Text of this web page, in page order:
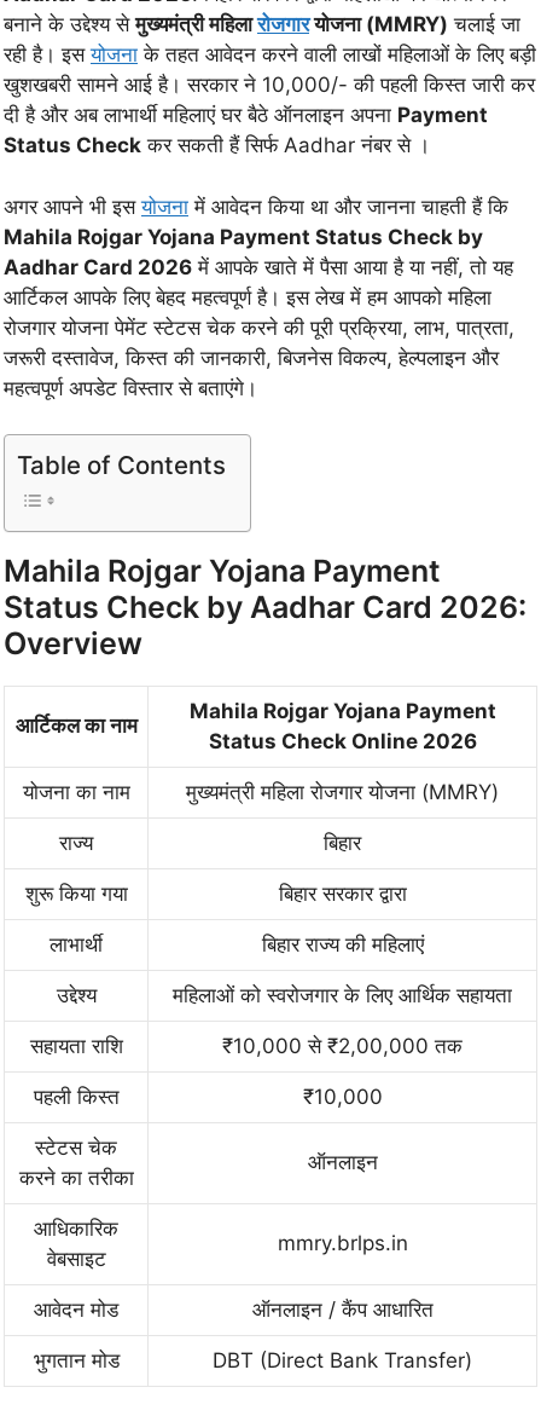
बनाने के उद्देश्य सेमुख्यमंत्री महिलारोजगारयोजना (MMRY) चलाई जा
रही है। इसयोजना के तहत आवेदन करने वाली लाखों महिलाओं के लिए बड़ी
खुशखबरी सामने आई है। सरकार ने 10,000/- की पहली किस्त जारी कर
दी है और अब लाभार्थी महिलाएं घर बैठे ऑनलाइन अपना Payment
Status Check कर सकती हैं सिर्फ Aadhar नंबर से ।
अगर आपने भी इसयोजना में आवेदन किया था और जानना चाहती हैं कि
Mahila Rojgar Yojana Payment Status Check by
Aadhar Card 2026 में आपके खाते में पैसा आया है या नहीं, तो यह
आर्टिकल आपके लिए बेहद महत्वपूर्ण है। इस लेख में हम आपको महिला
रोजगार योजना पेमेंट स्टेटस चेक करने की पूरी प्रक्रिया, लाभ, पात्रता,
जरूरी दस्तावेज, किस्त की जानकारी, बिजनेस विकल्प, हेल्पलाइन और
महत्वपूर्ण अपडेट विस्तार से बताएंगे।
Table of Contents
Mahila Rojgar Yojana Payment
Status Check by Aadhar Card 2026:
Overview
आर्टिकल का नाम
Mahila Rojgar Yojana Payment
Status Check Online 2026
योजना का नाम मुख्यमंत्री महिला रोजगार योजना (MMRY)
राज्य बिहार
शुरू किया गया बिहार सरकार द्वारा
लाभार्थी बिहार राज्य की महिलाएं
उद्देश्य महिलाओं को स्वरोजगार के लिए आर्थिक सहायता
सहायता राशि ₹10,000 से ₹2,00,000 तक
पहली किस्त ₹10,000
स्टेटस चेक
करने का तरीका
ऑनलाइन
आधिकारिक
वेबसाइट
mmry.brlps.in
आवेदन मोड ऑनलाइन / कैंप आधारित
भुगतान मोड DBT (Direct Bank Transfer)